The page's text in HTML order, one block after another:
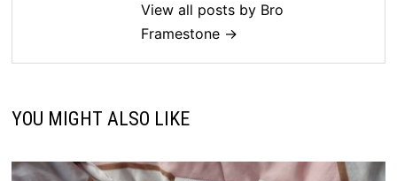
View all posts by Bro
Framestone →
YOU MIGHT ALSO LIKE